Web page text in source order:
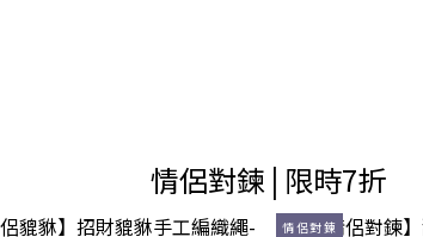
情侶對鍊 | 限時7折
情侶對鍊